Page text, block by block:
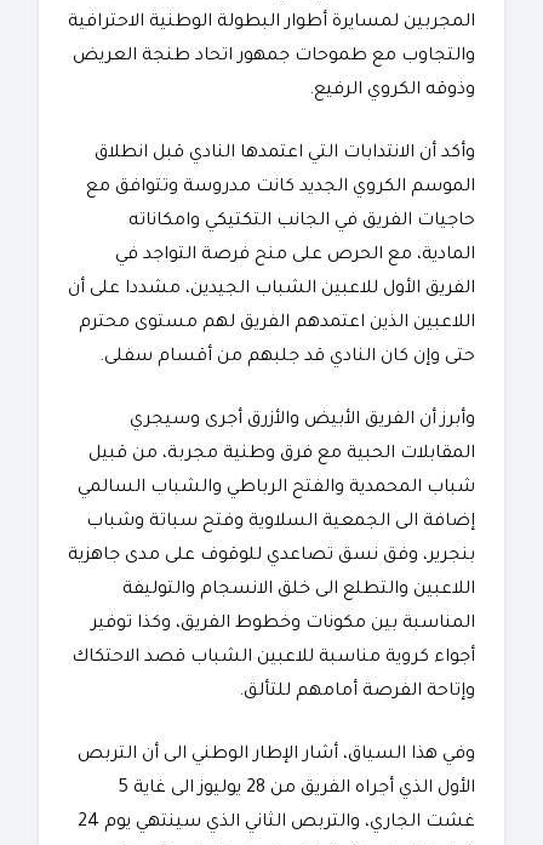
المجربين لمسايرة أطوار البطولة الوطنية الاحترافية
والتجاوب مع طموحات جمهور اتحاد طنجة العريض
وذوقه الكروي الرفيع.
وأكد أن الانتدابات التي اعتمدها النادي قبل انطلاق
الموسم الكروي الجديد كانت مدروسة وتتوافق مع
حاجيات الفريق في الجانب التكتيكي وامكاناته
المادية، مع الحرص على منح فرصة التواجد في
الفريق الأول للاعبين الشباب الجيدين، مشددا على أن
اللاعبين الذين اعتمدهم الفريق لهم مستوى محترم
حتى وإن كان النادي قد جلبهم من أقسام سفلى.
وأبرز أن الفريق الأبيض والأزرق أجرى وسيجري
المقابلات الحبية مع فرق وطنية مجربة، من قبيل
شباب المحمدية والفتح الرباطي والشباب السالمي
إضافة الى الجمعية السلاوية وفتح سباتة وشباب
بنجرير، وفق نسق تصاعدي للوقوف على مدى جاهزية
اللاعبين والتطلع الى خلق الانسجام والتوليفة
المناسبة بين مكونات وخطوط الفريق، وكذا توفير
أجواء كروية مناسبة للاعبين الشباب قصد الاحتكاك
وإتاحة الفرصة أمامهم للتألق.
وفي هذا السياق، أشار الإطار الوطني الى أن التربص
الأول الذي أجراه الفريق من 28 يوليوز الى غاية 5
غشت الجاري، والتربص الثاني الذي سينتهي يوم 24